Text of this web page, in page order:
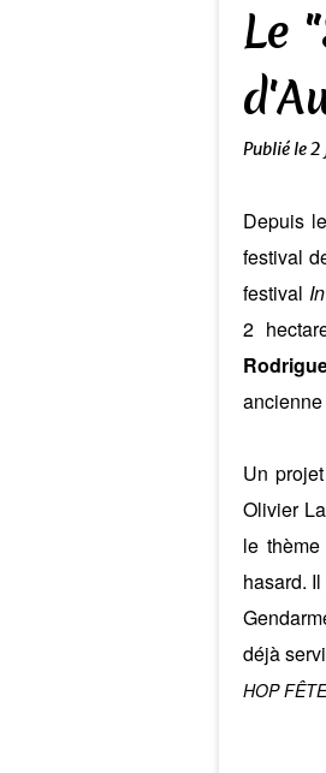
Le
Publié le2
Depuis
festival
festival
2
Un
Olivier
le
hasard.
déjà
HOP